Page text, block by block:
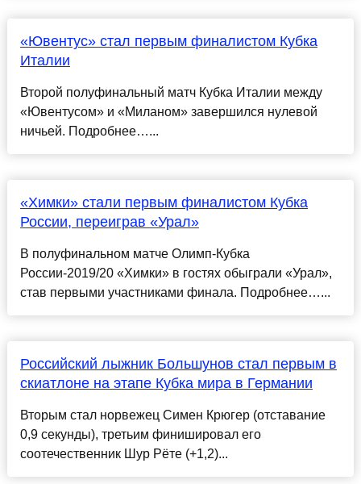
«Ювентус» стал первым финалистом Кубка
Италии
Второй полуфинальный матч Кубка Италии между
«Ювентусом» и «Миланом» завершился нулевой
ничьей. Подробнее…...
«Химки» стали первым финалистом Кубка
России, переиграв «Урал»
В полуфинальном матче Олимп-Кубка
России-2019/20 «Химки» в гостях обыграли «Урал»,
став первыми участниками финала. Подробнее…...
Российский лыжник Большунов стал первым в
скиатлоне на этапе Кубка мира в Германии
Вторым стал норвежец Симен Крюгер (отставание
0,9 секунды), третьим финишировал его
соотечественник Шур Рёте (+1,2)...